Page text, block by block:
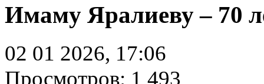
Имаму Яралиеву – 70
02 01 2026, 17:06
Просмотров: 1 493